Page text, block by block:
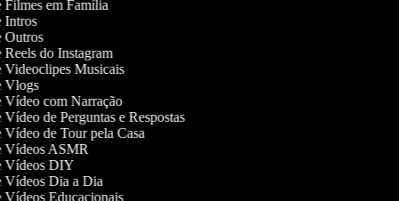
Filmes em Família
Intros
Outros
Reels do Instagram
Videoclipes Musicais
Vlogs
Vídeo com Narração
Vídeo de Perguntas e Respostas
Vídeo de Tour pela Casa
Vídeos ASMR
Vídeos DIY
Vídeos Dia a Dia
Vídeos Educacionais